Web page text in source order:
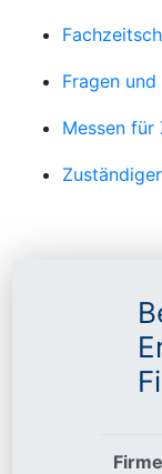
Fragen
Messen für